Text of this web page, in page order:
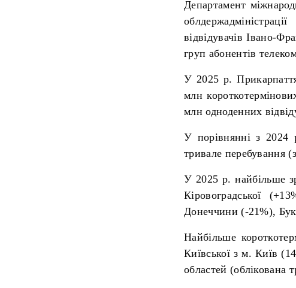
Департамент
відвідувачів Івано-
груп абонентів
У 2025 р.
млн
млн одноденних
У порівнянні з 2024
тривале перебування
У 2025 р. найбільше
Кіровоградської
Донеччини (-21%),
Найбільше
Київської з м. Київ
областей (облікована